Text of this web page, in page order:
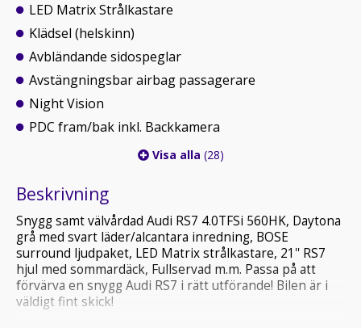
LED Matrix Strålkastare
Klädsel (helskinn)
Avbländande sidospeglar
Avstängningsbar airbag passagerare
Night Vision
PDC fram/bak inkl. Backkamera
Visa alla (28)
Beskrivning
Snygg samt välvårdad Audi RS7 4.0TFSi 560HK, Daytona
grå med svart läder/alcantara inredning, BOSE
surround ljudpaket, LED Matrix strålkastare, 21'' RS7
hjul med sommardäck, Fullservad m.m. Passa på att
förvärva en snygg Audi RS7 i rätt utförande! Bilen är i
väldigt fint skick!